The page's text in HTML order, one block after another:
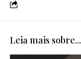
Leia mais sobre...